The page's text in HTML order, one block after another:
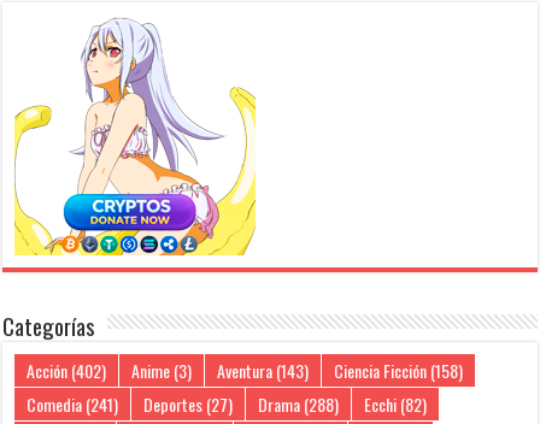
Categorías
Acción(402) Anime(3) Aventura(143) Ciencia Ficción(158)
Comedia(241) Deportes(27) Drama(288) Ecchi(82)